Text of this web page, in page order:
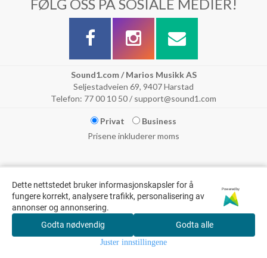
FØLG OSS PÅ SOSIALE MEDIER!
Sound1.com / Marios Musikk AS
Seljestadveien 69, 9407 Harstad
Telefon: 77 00 10 50 / support@sound1.com
Privat
Business
Prisene inkluderer moms
© Marios Musikk AS & Sound1.com // Det tas forbehold om trykkfeil
og at varer kan ha feil pris.
Dette nettstedet bruker informasjonskapsler for å
fungere korrekt, analysere trafikk, personalisering av
annonser og annonsering.
Powered by
Godta nødvendig Godta alle
Juster innstillingene